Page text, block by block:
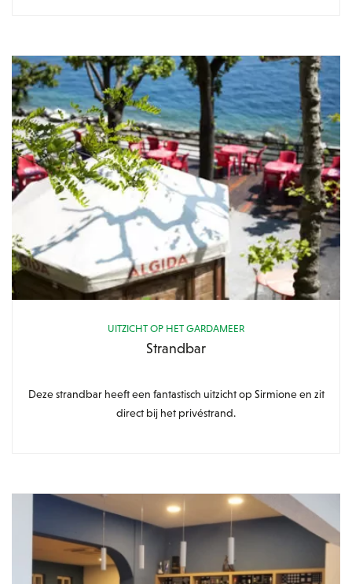
UITZICHT OP HET GARDAMEER
Strandbar
Deze strandbar heeft een fantastisch uitzicht op Sirmione en zit
direct bij het privéstrand.